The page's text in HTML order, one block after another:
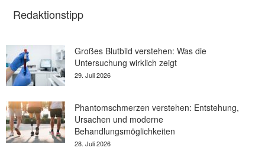
Redaktionstipp
Großes Blutbild verstehen: Was die
Untersuchung wirklich zeigt
29. Juli 2026
Phantomschmerzen verstehen: Entstehung,
Ursachen und moderne
Behandlungsmöglichkeiten
28. Juli 2026